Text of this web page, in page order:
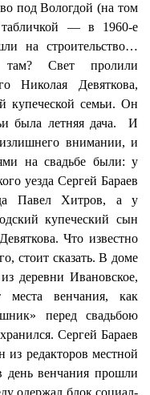
под Вологдой (на том
— в 1960-е
на строительство…
там? Свет пролили
Николая Девяткова,
купеческой семьи. Он
была летняя дача.
И
внимании, и
на свадьбе были: у
уезда Сергей Бараев
Павел Хитров, а у
купеческий сын
Что известно
стоит сказать. В доме
деревни Ивановское,
места венчания, как
перед свадьбою
Сергей Бараев
редакторов местной
день венчания прошли
одержал блок социал-